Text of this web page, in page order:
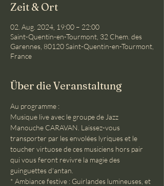
Zeit & Ort
02. Aug. 2024, 19:00 – 22:00
Saint-Quentin-en-Tourmont, 32 Chem. des
Garennes, 80120 Saint-Quentin-en-Tourmont,
France
Über die Veranstaltung
Au programme :
Musique live avec le groupe de Jazz
Manouche CARAVAN. Laissez-vous
transporter par les envolées lyriques et le
toucher virtuose de ces musiciens hors pair
qui vous feront revivre la magie des
guinguettes d'antan.
* Ambiance festive : Guirlandes lumineuses, et